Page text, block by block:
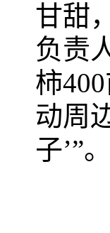
甘甜
负责
柿
动周
子’”。